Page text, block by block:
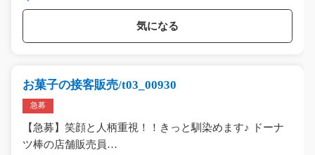
気になる
お菓子の接客販売/t03_00930
急募
【急募】笑顔と人柄重視！！きっと馴染めます♪ ドーナ
ツ棒の店舗販売員…